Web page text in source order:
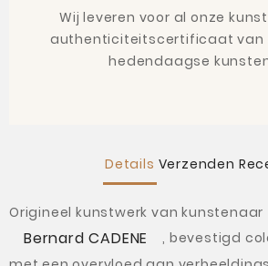
Wij leveren voor al onze
authenticiteitscertificaat van
hedendaagse
Details Verzenden
Origineel kunstwerk van kunstenaar
Bernard CADENE , bevestigd